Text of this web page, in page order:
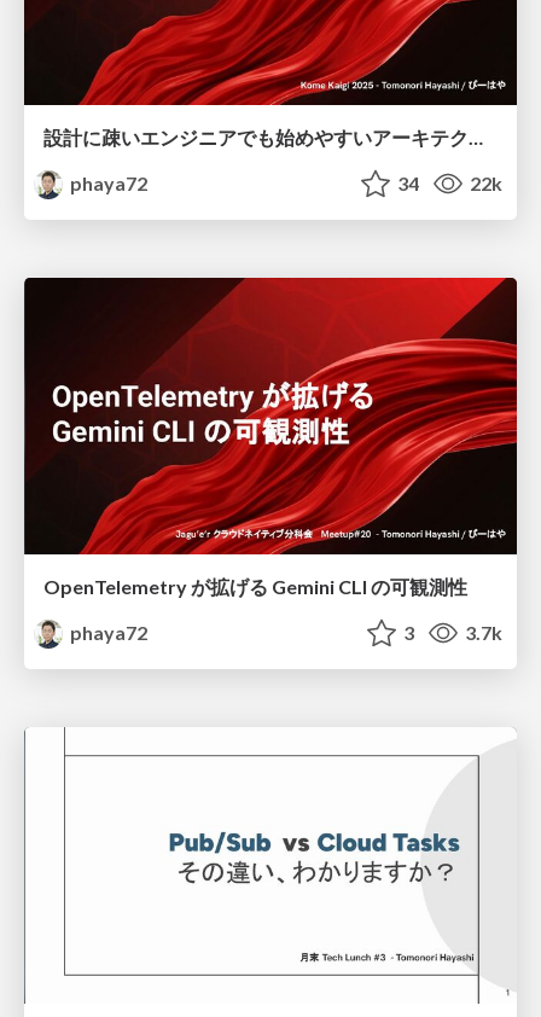
phaya72
34 22k
OpenTelemetry が拡げる Gemini CLI の可観測性
phaya72
3 3.7k